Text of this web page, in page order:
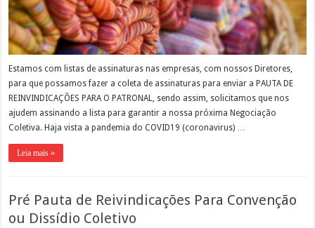
Estamos com listas de assinaturas nas empresas, com nossos Diretores,
para que possamos fazer a coleta de assinaturas para enviar a PAUTA DE
REINVINDICAÇÕES PARA O PATRONAL, sendo assim, solicitamos que nos
ajudem assinando a lista para garantir a nossa próxima Negociação
Coletiva. Haja vista a pandemia do COVID19 (coronavirus) …
Leia mais »
Pré Pauta de Reivindicações Para Convenção
ou Dissídio Coletivo